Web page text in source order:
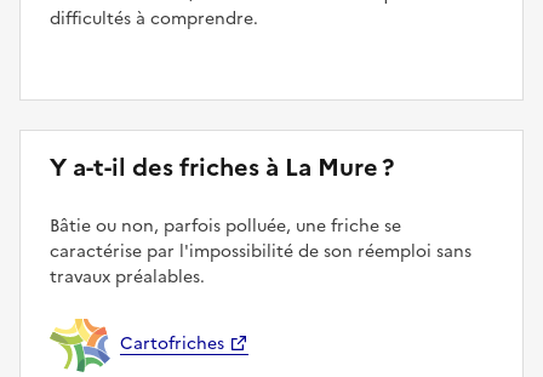
difficultés à comprendre.
Y a-t-il des friches à La Mure ?
Bâtie ou non, parfois polluée, une friche se
caractérise par l'impossibilité de son réemploi sans
travaux préalables.
Cartofriches